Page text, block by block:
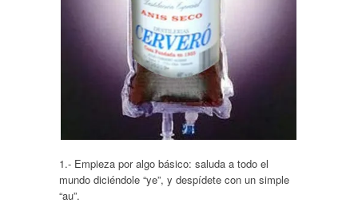
1.- Empieza por algo básico: saluda a todo el
mundo diciéndole “ye”, y despídete con un simple
“au”.